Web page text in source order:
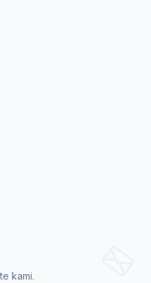
kami.